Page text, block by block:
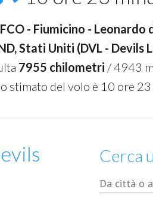
FCO - Fiumicino - Leonardo
Stati Uniti (DVL - Devils
7955 chilometri / 4943
stimato del volo è 10 ore
Cerca